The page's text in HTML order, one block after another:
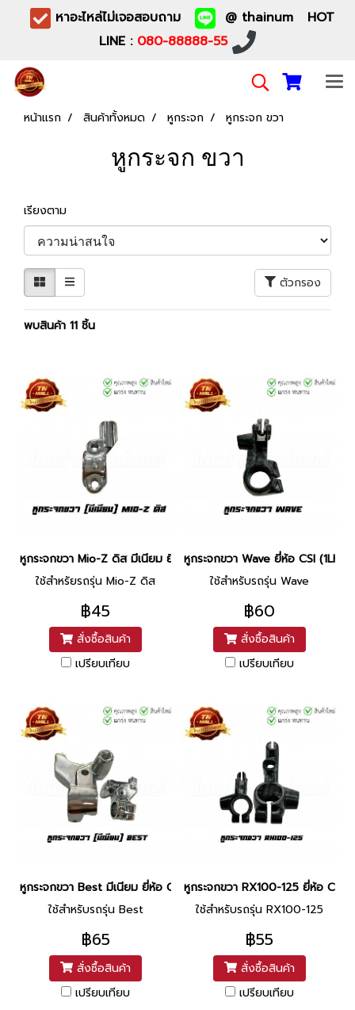
หาอะไหล่ไม่เจอสอบถาม
@ thainum HOT
LINE : 080-88888-55
หน้าแรก สินค้าทั้งหมด หูกระจก หูกระจก ขวา
หูกระจก ขวา
เรียงตาม
ตัวกรอง
พบสินค้า 11 ชิ้น
หูกระจกขวา Mio-Z ดิส มีเนียม ยี่ห้อ CSI (RV23404)
ใช้สำหรัยรถรุ่น Mio-Z ดิส
฿45
สั่งซื้อสินค้า
เปรียบเทียบ
หูกระจกขวา Wave ยี่ห้อ CSI
ใช้สำหรับรถรุ่น Wave
฿60
สั่งซื้อสินค้า
เปรียบเทียบ
หูกระจกขวา Best มีเนียม ยี่ห้อ CSI (1LH13203)
ใช้สำหรับรถรุ่น Best
฿65
สั่งซื้อสินค้า
เปรียบเทียบ
หูกระจกขวา RX100-125 ยี่ห้อ CSI
ใช้สำหรับรถรุ่น RX100-125
฿55
สั่งซื้อสินค้า
เปรียบเทียบ